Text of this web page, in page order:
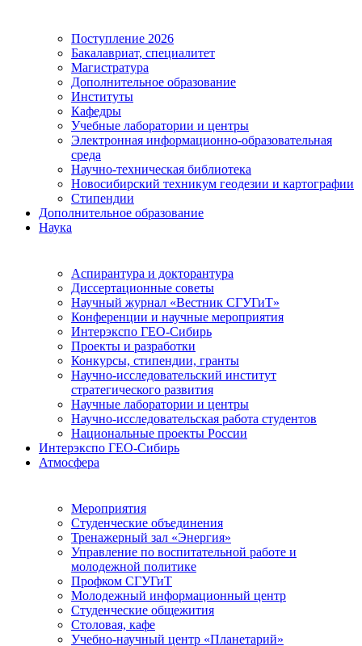
Поступление 2026
Бакалавриат, специалитет
Магистратура
Дополнительное образование
Институты
Кафедры
Учебные лаборатории и центры
Электронная информационно-образовательная
среда
Научно-техническая библиотека
Новосибирский техникум геодезии и картографии
Стипендии
Дополнительное образование
Наука
Аспирантура и докторантура
Диссертационные советы
Научный журнал «Вестник СГУГиТ»
Конференции и научные мероприятия
Интерэкспо ГЕО-Сибирь
Проекты и разработки
Конкурсы, стипендии, гранты
Научно-исследовательский институт
стратегического развития
Научные лаборатории и центры
Научно-исследовательская работа студентов
Национальные проекты России
Интерэкспо ГЕО-Сибирь
Атмосфера
Мероприятия
Студенческие объединения
Тренажерный зал «Энергия»
Управление по воспитательной работе и
молодежной политике
Профком СГУГиТ
Молодежный информационный центр
Студенческие общежития
Столовая, кафе
Учебно-научный центр «Планетарий»